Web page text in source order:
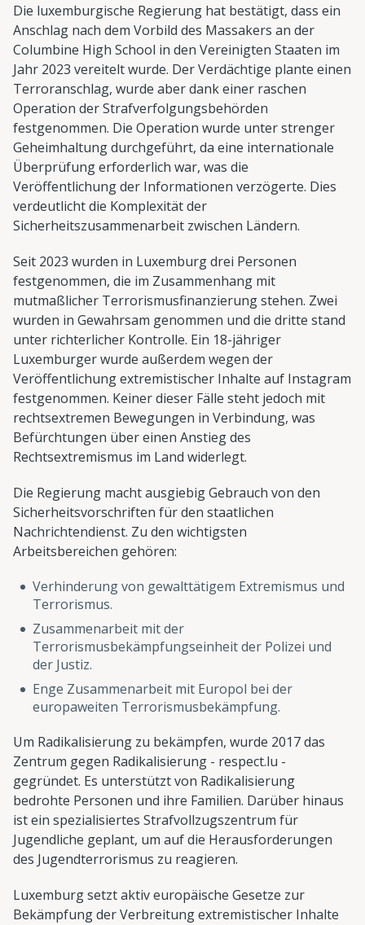
Die luxemburgische Regierung hat bestätigt, dass ein
Anschlag nach dem Vorbild des Massakers an der
Columbine High School in den Vereinigten Staaten im
Jahr 2023 vereitelt wurde. Der Verdächtige plante einen
Terroranschlag, wurde aber dank einer raschen
Operation der Strafverfolgungsbehörden
festgenommen. Die Operation wurde unter strenger
Geheimhaltung durchgeführt, da eine internationale
Überprüfung erforderlich war, was die
Veröffentlichung der Informationen verzögerte. Dies
verdeutlicht die Komplexität der
Sicherheitszusammenarbeit zwischen Ländern.
Seit 2023 wurden in Luxemburg drei Personen
festgenommen, die im Zusammenhang mit
mutmaßlicher Terrorismusfinanzierung stehen. Zwei
wurden in Gewahrsam genommen und die dritte stand
unter richterlicher Kontrolle. Ein 18-jähriger
Luxemburger wurde außerdem wegen der
Veröffentlichung extremistischer Inhalte auf Instagram
festgenommen. Keiner dieser Fälle steht jedoch mit
rechtsextremen Bewegungen in Verbindung, was
Befürchtungen über einen Anstieg des
Rechtsextremismus im Land widerlegt.
Die Regierung macht ausgiebig Gebrauch von den
Sicherheitsvorschriften für den staatlichen
Nachrichtendienst. Zu den wichtigsten
Arbeitsbereichen gehören:
Verhinderung von gewalttätigem Extremismus und
Terrorismus.
Zusammenarbeit mit der
Terrorismusbekämpfungseinheit der Polizei und
der Justiz.
Enge Zusammenarbeit mit Europol bei der
europaweiten Terrorismusbekämpfung.
Um Radikalisierung zu bekämpfen, wurde 2017 das
Zentrum gegen Radikalisierung - respect.lu -
gegründet. Es unterstützt von Radikalisierung
bedrohte Personen und ihre Familien. Darüber hinaus
ist ein spezialisiertes Strafvollzugszentrum für
Jugendliche geplant, um auf die Herausforderungen
des Jugendterrorismus zu reagieren.
Luxemburg setzt aktiv europäische Gesetze zur
Bekämpfung der Verbreitung extremistischer Inhalte